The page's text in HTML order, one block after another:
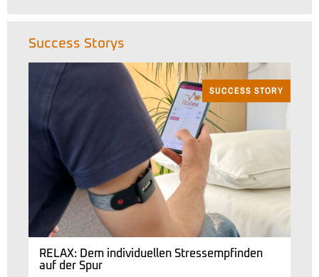
Success Storys
SUCCESS STORY
RELAX: Dem individuellen Stressempfinden
auf der Spur